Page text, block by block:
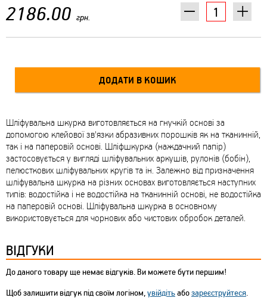
2186.00 грн.
Шліфувальна шкурка виготовляється на гнучкій основі за
допомогою клейової зв'язки абразивних порошків як на тканинній,
так і на паперовій основі. Шліфшкурка (наждачний папір)
застосовується у вигляді шліфувальних аркушів, рулонів (бобін),
пелюсткових шліфувальних кругів та ін. Залежно від призначення
шліфувальна шкурка на різних основах виготовляється наступних
типів: водостійка і не водостійка на тканинній основі, не водостійка
на паперовій основі. Шліфувальна шкурка в основному
використовується для чорнових або чистових обробок деталей.
ВІДГУКИ
До даного товару ще немає відгуків. Ви можете бути першим!
Щоб залишити відгук під своїм логіном,увійдітьабозареєструйтеся.